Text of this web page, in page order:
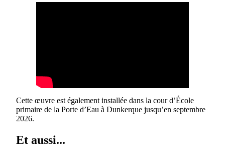
Cette œuvre est également installée dans la cour d’École
primaire de la Porte d’Eau à Dunkerque jusqu’en septembre
2026.
Et aussi...